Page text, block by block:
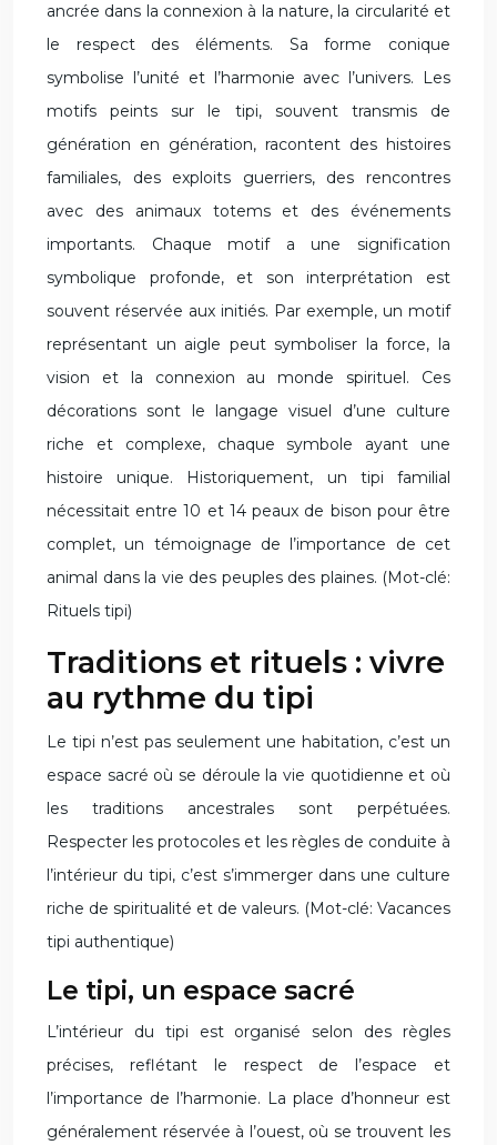
ancrée dans la connexion à la nature, la circularité et
le respect des éléments. Sa forme conique
symbolise l’unité et l’harmonie avec l’univers. Les
motifs peints sur le tipi, souvent transmis de
génération en génération, racontent des histoires
familiales, des exploits guerriers, des rencontres
avec des animaux totems et des événements
importants. Chaque motif a une signification
symbolique profonde, et son interprétation est
souvent réservée aux initiés. Par exemple, un motif
représentant un aigle peut symboliser la force, la
vision et la connexion au monde spirituel. Ces
décorations sont le langage visuel d’une culture
riche et complexe, chaque symbole ayant une
histoire unique. Historiquement, un tipi familial
nécessitait entre 10 et 14 peaux de bison pour être
complet, un témoignage de l’importance de cet
animal dans la vie des peuples des plaines. (Mot-clé:
Rituels tipi)
Traditions et rituels : vivre
au rythme du tipi
Le tipi n’est pas seulement une habitation, c’est un
espace sacré où se déroule la vie quotidienne et où
les traditions ancestrales sont perpétuées.
Respecter les protocoles et les règles de conduite à
l’intérieur du tipi, c’est s’immerger dans une culture
riche de spiritualité et de valeurs. (Mot-clé: Vacances
tipi authentique)
Le tipi, un espace sacré
L’intérieur du tipi est organisé selon des règles
précises, reflétant le respect de l’espace et
l’importance de l’harmonie. La place d’honneur est
généralement réservée à l’ouest, où se trouvent les